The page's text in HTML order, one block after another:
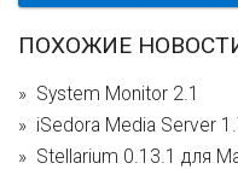
ПОХОЖИЕ
System Monitor 2.1
iSedora Media Server
Stellarium 0.13.1 для